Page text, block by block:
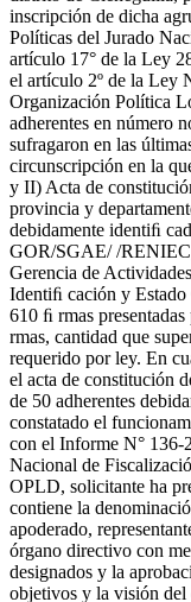
inscripción de dicha
Políticas del Jurado
artículo 17° de la Ley
el artículo 2º de la Ley
Organización Política
adherentes en número
sufragaron en las
circunscripción en la
y II) Acta de
provincia y
debidamente identiﬁ
GOR/SGAE/ /
Gerencia de
Identiﬁ cación y
610 ﬁ rmas
rmas, cantidad que
requerido por ley. En
el acta de constitución
de 50 adherentes
constatado el
con el Informe N°
Nacional de
OPLD, solicitante ha
contiene la
apoderado,
órgano directivo con
designados y la
objetivos y la visión